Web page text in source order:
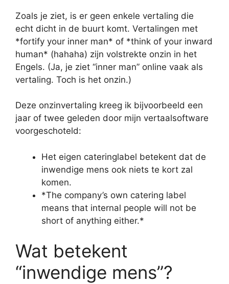
Zoals je ziet, is er geen enkele vertaling die
echt dicht in de buurt komt. Vertalingen met
*fortify your inner man* of *think of your inward
human* (hahaha) zijn volstrekte onzin in het
Engels. (Ja, je ziet “inner man” online vaak als
vertaling. Toch is het onzin.)
Deze onzinvertaling kreeg ik bijvoorbeeld een
jaar of twee geleden door mijn vertaalsoftware
voorgeschoteld:
Het eigen cateringlabel betekent dat de
inwendige mens ook niets te kort zal
komen.
*The company’s own catering label
means that internal people will not be
short of anything either.*
Wat betekent
“inwendige mens”?